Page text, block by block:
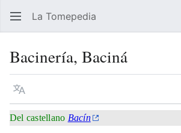
La Tomepedia
Bacinería, Baciná
Idioma
Del castellano Bacín